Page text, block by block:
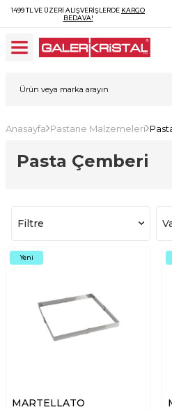
1499 TL VE ÜZERI ALIŞVERIŞLERDE KARGO
BEDAVA!
Anasayfa Pastane Malzemeleri
Pasta Çemberi
Filtre
Yeni
MARTELLATO